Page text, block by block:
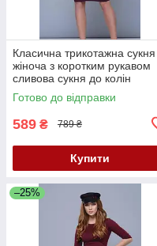
Класична трикотажна сукня
жіноча з коротким рукавом
сливова сукня до колін
однотонна 40 42 44 46 50 52
розмір
Готово до відправки
589 ₴ 789 ₴
Купити
–25%